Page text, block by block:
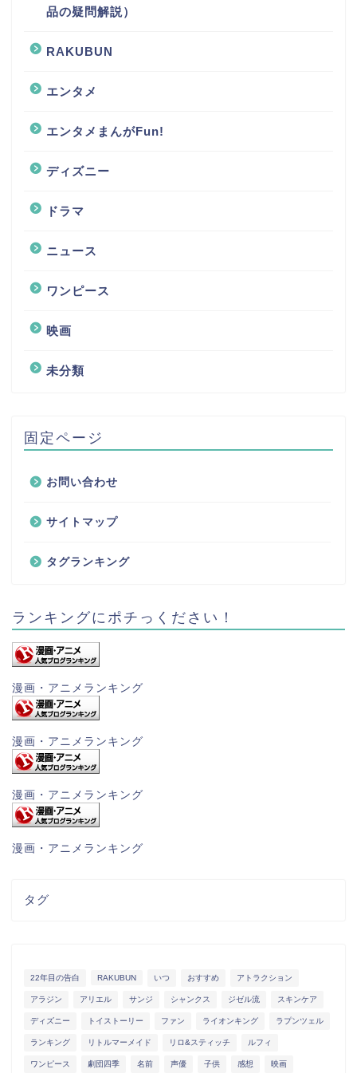
品の疑問解説）
RAKUBUN
エンタメ
エンタメまんがFun!
ディズニー
ドラマ
ニュース
ワンピース
映画
未分類
固定ページ
お問い合わせ
サイトマップ
タグランキング
ランキングにポチっください！
漫画・アニメランキング
漫画・アニメランキング
漫画・アニメランキング
漫画・アニメランキング
タグ
22年目の告白 RAKUBUN いつ おすすめ アトラクション
アラジン アリエル サンジ シャンクス ジゼル流 スキンケア
ディズニー トイストーリー ファン ライオンキング ラプンツェル
ランキング リトルマーメイド リロ&スティッチ ルフィ
ワンピース 劇団四季 名前 声優 子供 感想 映画